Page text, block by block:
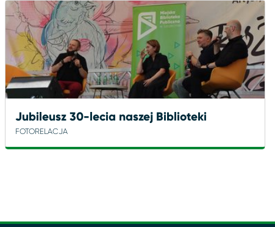
Jubileusz 30-lecia naszej Biblioteki
FOTORELACJA